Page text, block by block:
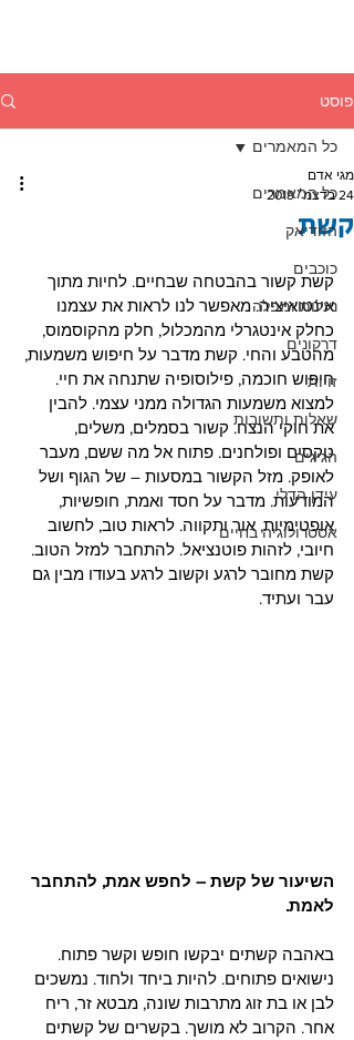
פוסט
כל המאמרים
הזודיאק
כוכבים
נעלות ומפלה
דרקונים
זויות
שאלות ותשובות
הגיגים
עידן הדלי
אסטרולוגיה בחיים
כל המאמרים
קשת
מגי אדם
24 בדצמ׳ 2019
קשת קשור בהבטחה שבחיים. לחיות מתוך
אינטואיציה. מאפשר לנו לראות את עצמנו
כחלק אינטגרלי מהמכלול, חלק מהקוסמוס,
מהטבע והחי. קשת מדבר על חיפוש משמעות,
חיפוש חוכמה, פילוסופיה שתנחה את חיי.
למצוא משמעות הגדולה ממני עצמי. להבין
את חוקי הנצח. קשור בסמלים, משלים,
טקסים ופולחנים. פתוח אל מה ששם, מעבר
לאופק. מזל הקשור במסעות – של הגוף ושל
המודעות. מדבר על חסד ואמת, חופשיות,
אופטימיות, אור ותקווה. לראות טוב, לחשוב
חיובי, לזהות פוטנציאל. להתחבר למזל הטוב.
קשת מחובר לרגע וקשוב לרגע בעודו מבין גם
עבר ועתיד.
השיעור של קשת – לחפש אמת, להתחבר
לאמת.
באהבה קשתים יבקשו חופש וקשר פתוח.
נישואים פתוחים. להיות ביחד ולחוד. נמשכים
לבן או בת זוג מתרבות שונה, מבטא זר, ריח
אחר. הקרוב לא מושך. בקשרים של קשתים